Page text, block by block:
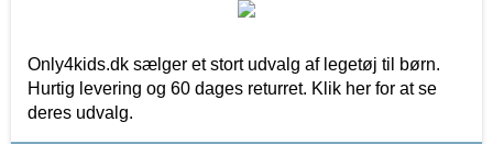
Only4kids.dk sælger et stort udvalg af legetøj til børn.
Hurtig levering og 60 dages returret. Klik her for at se
deres udvalg.